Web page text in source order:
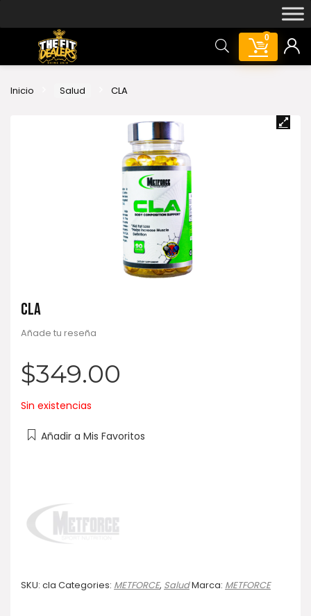
0
Inicio Salud CLA
CLA
Añade tu reseña
$349.00
Sin existencias
Añadir a Mis Favoritos
SKU: cla Categories: METFORCE, SaludMarca: METFORCE